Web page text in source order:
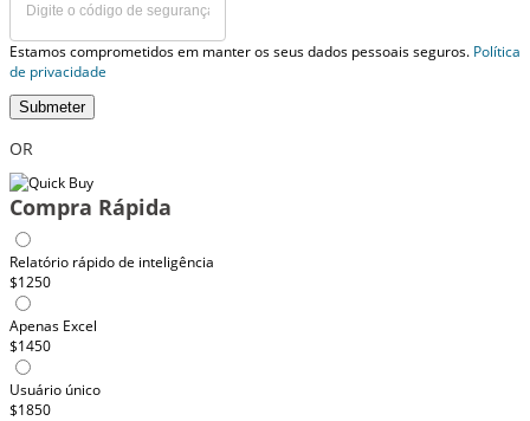
Estamos comprometidos em manter os seus dados pessoais seguros. Política
de privacidade
Submeter
OR
Compra Rápida
Relatório rápido de inteligência
$1250
Apenas Excel
$1450
Usuário único
$1850